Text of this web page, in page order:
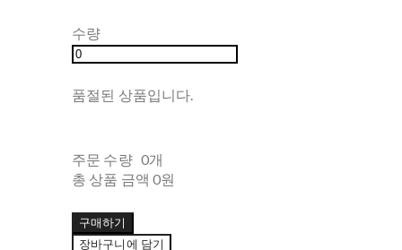
수량
품절된 상품입니다.
주문 수량 0개
총 상품 금액 0원
구매하기
장바구니에 담기